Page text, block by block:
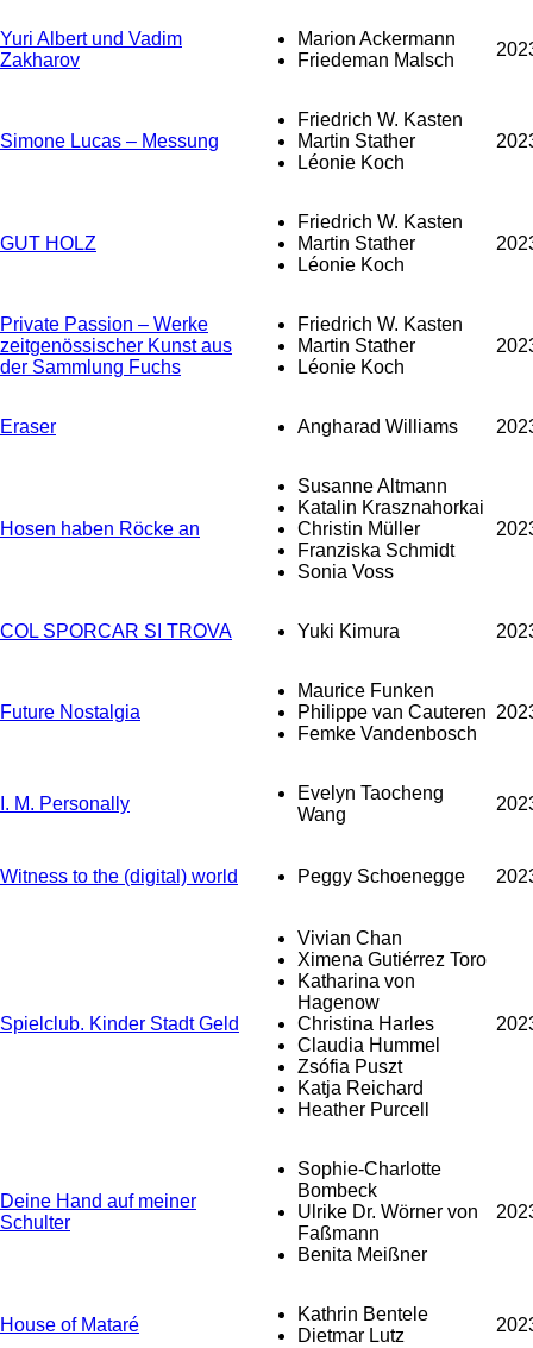
Yuri Albert und Vadim
Zakharov
Marion Ackermann
Friedeman Malsch
Simone Lucas – Messung
Friedrich W. Kasten
Martin Stather
Léonie Koch
GUT HOLZ
Friedrich W. Kasten
Martin Stather
Léonie Koch
Private Passion – Werke
zeitgenössischer Kunst aus
der Sammlung Fuchs
Friedrich W. Kasten
Martin Stather
Léonie Koch
Eraser Angharad Williams
Hosen haben Röcke an
Susanne Altmann
Katalin Krasznahorkai
Christin Müller
Franziska Schmidt
Sonia Voss
COL SPORCAR SI TROVA Yuki Kimura
Future Nostalgia
Maurice Funken
Philippe van Cauteren
Femke Vandenbosch
I. M. Personally
Evelyn Taocheng
Wang
Witness to the (digital) world Peggy Schoenegge
Spielclub. Kinder Stadt Geld
Vivian Chan
Ximena Gutiérrez Toro
Katharina von
Hagenow
Christina Harles
Claudia Hummel
Zsófia Puszt
Katja Reichard
Heather Purcell
Deine Hand auf meiner
Schulter
Sophie-Charlotte
Bombeck
Ulrike Dr. Wörner von
Faßmann
Benita Meißner
House of Mataré
Kathrin Bentele
Dietmar Lutz